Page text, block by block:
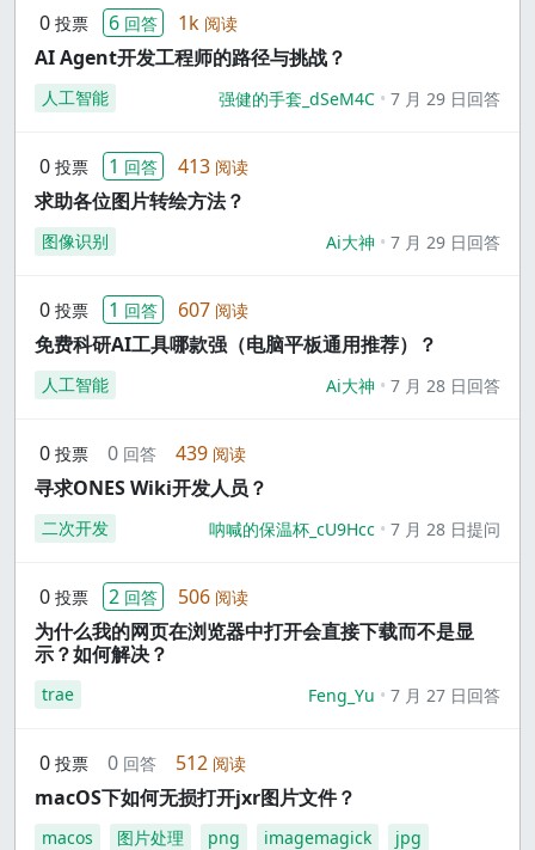
0 投票 6 回答 1k 阅读
AI Agent开发工程师的路径与挑战？
人工智能 强健的手套_dSeM4C 7 月 29 日回答
0 投票 1 回答 413 阅读
求助各位图片转绘方法？
图像识别 Ai大神 7 月 29 日回答
0 投票 1 回答 607 阅读
免费科研AI工具哪款强（电脑平板通用推荐）？
人工智能 Ai大神 7 月 28 日回答
0 投票 0 回答 439 阅读
寻求ONES Wiki开发人员？
二次开发 呐喊的保温杯_cU9Hcc 7 月 28 日提问
0 投票 2 回答 506 阅读
为什么我的网页在浏览器中打开会直接下载而不是显
示？如何解决？
trae Feng_Yu 7 月 27 日回答
0 投票 0 回答 512 阅读
macOS下如何无损打开jxr图片文件？
macos 图片处理 png imagemagick
jpg